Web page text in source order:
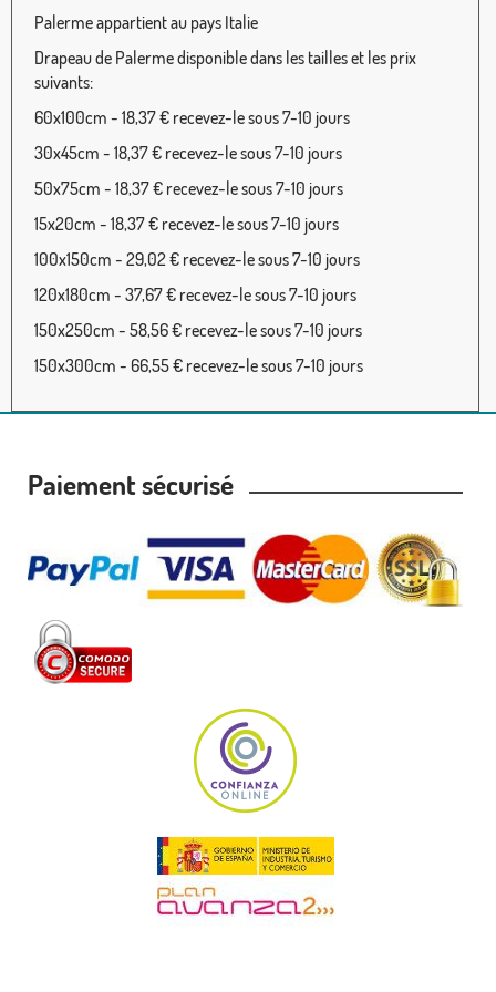
Palerme appartient au pays Italie
Drapeau de Palerme disponible dans les tailles et les prix
suivants:
60x100cm - 18,37 € recevez-le sous 7-10 jours
30x45cm - 18,37 € recevez-le sous 7-10 jours
50x75cm - 18,37 € recevez-le sous 7-10 jours
15x20cm - 18,37 € recevez-le sous 7-10 jours
100x150cm - 29,02 € recevez-le sous 7-10 jours
120x180cm - 37,67 € recevez-le sous 7-10 jours
150x250cm - 58,56 € recevez-le sous 7-10 jours
150x300cm - 66,55 € recevez-le sous 7-10 jours
Paiement sécurisé